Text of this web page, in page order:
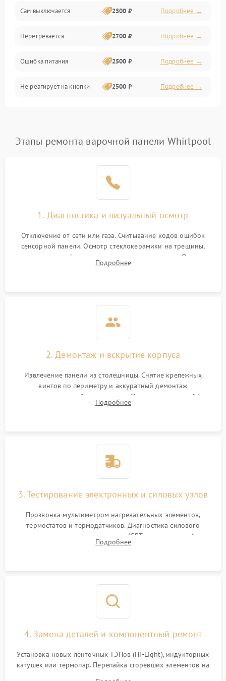
Сам выключается 2500 ₽ Подробнее →
Перегревается 2700 ₽ Подробнее →
Ошибка питания 2500 ₽ Подробнее →
Не реагирует на кнопки 2500 ₽ Подробнее →
Этапы ремонта варочной панели Whirlpool
1. Диагностика и визуальный осмотр
Отключение от сети или газа. Считывание кодов ошибок
сенсорной панели. Осмотр стеклокерамики на трещины,
проверка конфорок на равномерность нагрева. Опрос
клиента о симптомах (не включается, не видит посуду,
Подробнее
2. Демонтаж и вскрытие корпуса
Извлечение панели из столешницы. Снятие крепежных
винтов по периметру и аккуратный демонтаж
стеклокерамической поверхности. Отсоединение шлейфов
сенсорного блока для доступа к силовым платам, катушкам
Подробнее
3. Тестирование электронных и силовых узлов
Прозвонка мультиметром нагревательных элементов,
термостатов и термодатчиков. Диагностика силового
модуля, реле, диодных мостов и IGBT-транзисторов (для
индукции). Проверка кранов и газ-контроля (для газовых
Подробнее
4. Замена деталей и компонентный ремонт
Установка новых ленточных ТЭНов (Hi-Light), индукторных
катушек или термопар. Перепайка сгоревших элементов на